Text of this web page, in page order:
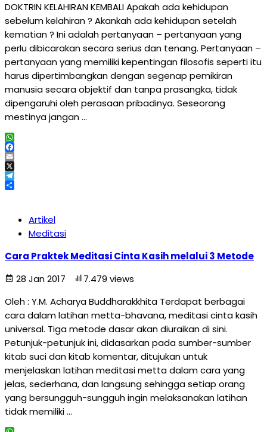
DOKTRIN KELAHIRAN KEMBALI Apakah ada kehidupan
sebelum kelahiran ? Akankah ada kehidupan setelah
kematian ? Ini adalah pertanyaan – pertanyaan yang
perlu dibicarakan secara serius dan tenang. Pertanyaan –
pertanyaan yang memiliki kepentingan filosofis seperti itu
harus dipertimbangkan dengan segenap pemikiran
manusia secara objektif dan tanpa prasangka, tidak
dipengaruhi oleh perasaan pribadinya. Seseorang
mestinya jangan …
WhatsApp
Facebook
Email
X
Telegram
Artikel
Meditasi
Cara Praktek Meditasi Cinta Kasih melalui 3 Metode
28 Jan 2017
7.479 views
Oleh : Y.M. Acharya Buddharakkhita Terdapat berbagai
cara dalam latihan metta-bhavana, meditasi cinta kasih
universal. Tiga metode dasar akan diuraikan di sini.
Petunjuk-petunjuk ini, didasarkan pada sumber-sumber
kitab suci dan kitab komentar, ditujukan untuk
menjelaskan latihan meditasi metta dalam cara yang
jelas, sederhana, dan langsung sehingga setiap orang
yang bersungguh-sungguh ingin melaksanakan latihan
tidak memiliki …